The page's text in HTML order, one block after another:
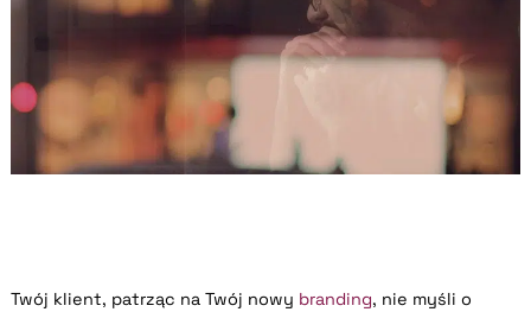
Twój klient, patrząc na Twój nowy branding, nie myśli o